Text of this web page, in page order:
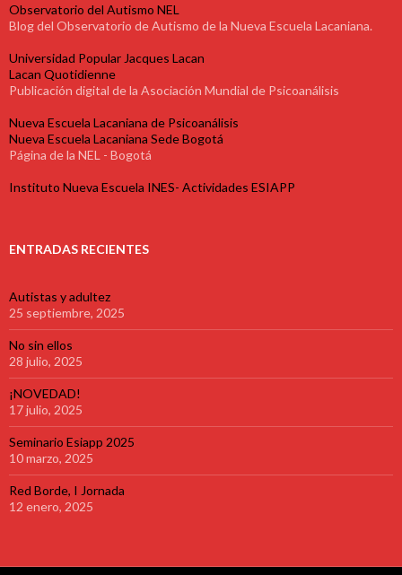
Observatorio del Autismo NEL
Blog del Observatorio de Autismo de la Nueva Escuela Lacaniana.
Universidad Popular Jacques Lacan
Lacan Quotidienne
Publicación digital de la Asociación Mundial de Psicoanálisis
Nueva Escuela Lacaniana de Psicoanálisis
Nueva Escuela Lacaniana Sede Bogotá
Página de la NEL - Bogotá
Instituto Nueva Escuela INES- Actividades ESIAPP
ENTRADAS RECIENTES
Autistas y adultez
25 septiembre, 2025
No sin ellos
28 julio, 2025
¡NOVEDAD!
17 julio, 2025
Seminario Esiapp 2025
10 marzo, 2025
Red Borde, I Jornada
12 enero, 2025